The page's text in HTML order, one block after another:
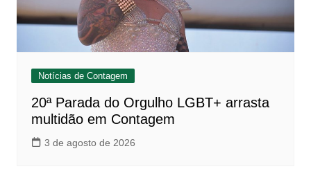
Notícias de Contagem
20ª Parada do Orgulho LGBT+ arrasta
multidão em Contagem
3 de agosto de 2026